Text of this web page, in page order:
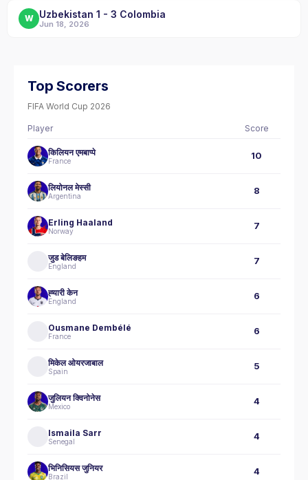
W Uzbekistan 1 - 3 Colombia
Jun 18, 2026
Top Scorers
FIFA World Cup 2026
Player Score
किलियन एमबाप्पे
France 10
लियोनल मेस्सी
Argentina 8
Erling Haaland
Norway 7
जुड बेलिङहम
England 7
ह्‍यारी केन
England 6
Ousmane Dembélé
France 6
मिकेल ओयरजाबाल
Spain 5
जुलियन क्विनोनेस
Mexico 4
Ismaila Sarr
Senegal 4
भिनिसियस जुनियर
Brazil 4